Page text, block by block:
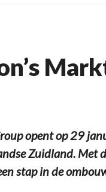
opent op 29
Zuidland. Met
stap in de